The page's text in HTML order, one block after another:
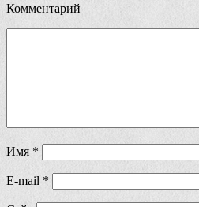
Комментарий
Имя *
E-mail *